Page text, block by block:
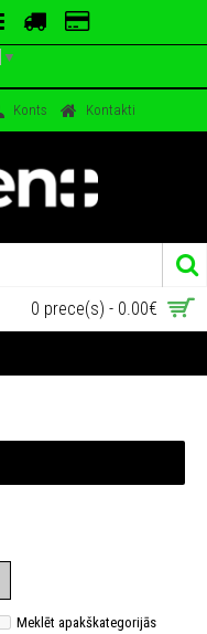
▼
Konts Kontakti
0 prece(s) - 0.00€
Meklēt apakškategorijās